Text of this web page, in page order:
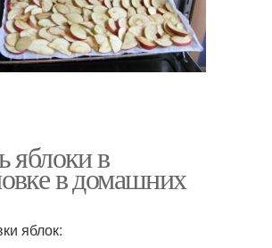
яблоки в
в домашних
яблок: